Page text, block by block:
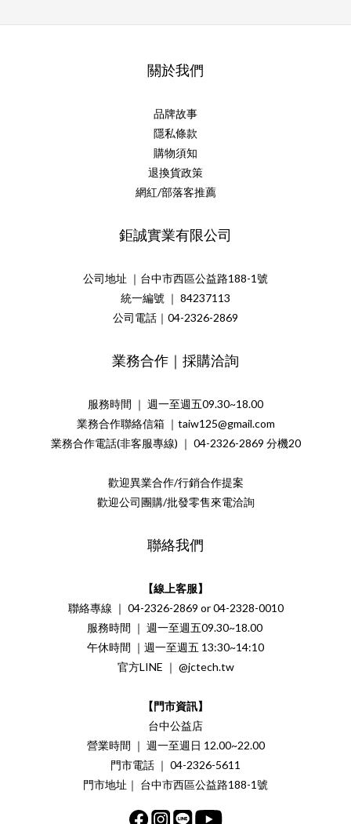
關於我們
品牌故事
隱私條款
購物須知
退換貨政策
網紅/部落客推薦
鉅誠實業有限公司
公司地址 ｜台中市西區公益路188-1號
統一編號 ｜ 84237113
公司電話｜04-2326-2869
業務合作｜採購洽詢
服務時間 ｜ 週一至週五09.30~18.00
業務合作聯絡信箱 ｜taiw125@gmail.com
業務合作電話(非客服專線) ｜ 04-2326-2869 分機20
歡迎異業合作/行銷合作提案
歡迎公司團購/批發零售來電洽詢
聯絡我們
【線上客服】
聯絡專線 ｜ 04-2326-2869 or 04-2328-0010
服務時間 ｜ 週一至週五09.30~18.00
午休時間 ｜週一至週五 13:30~14:10
官方LINE ｜ @jctech.tw
【門市資訊】
台中公益店
營業時間 ｜ 週一至週日 12.00~22.00
門市電話 ｜ 04-2326-5611
門市地址｜ 台中市西區公益路188-1號